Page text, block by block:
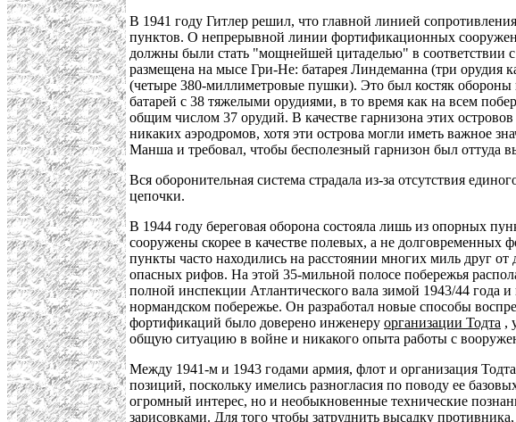
В 1941 году Гитлер решил, что главной линией
пунктов. О непрерывной линии фортификационных
должны были стать "мощнейшей цитаделью" в соответствии
размещена на мысе Гри-Не: батарея Линдеманна (три орудия
(четыре 380-миллиметровые пушки). Это был костяк
батарей с 38 тяжелыми орудиями, в то время как на всем
общим числом 37 орудий. В качестве гарнизона этих
никаких аэродромов, хотя эти острова могли иметь важное
Манша и требовал, чтобы бесполезный гарнизон был оттуда
Вся оборонительная система страдала из-за отсутствия
цепочки.
В 1944 году береговая оборона состояла лишь из опорных
сооружены скорее в качестве полевых, а не
пункты часто находились на расстоянии многих миль друг
опасных рифов. На этой 35-мильной полосе побережья
полной инспекции Атлантического вала зимой 1943/44 года
нормандском побережье. Он разработал новые способы
фортификаций было доверено инженеру организации Тодта ,
общую ситуацию в войне и никакого опыта работы с
Между 1941-м и 1943 годами армия, флот и организация
позиций, поскольку имелись разногласия по поводу ее
огромный интерес, но и необыкновенные технические
зарисовками. Для того чтобы затруднить высадку